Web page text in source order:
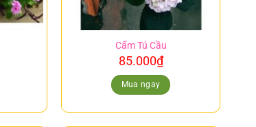
Cẩm Tú Cầu
85.000₫
Mua ngay